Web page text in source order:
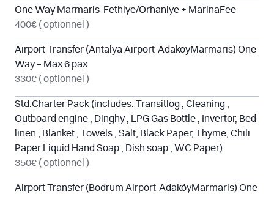
One Way Marmaris-Fethiye/Orhaniye + MarinaFee
400€ ( optionnel )
Airport Transfer (Antalya Airport-AdaköyMarmaris) One
Way – Max 6 pax
330€ ( optionnel )
Std.Charter Pack (includes: Transitlog , Cleaning ,
Outboard engine , Dinghy , LPG Gas Bottle , Invertor, Bed
linen , Blanket , Towels , Salt, Black Paper, Thyme, Chili
Paper Liquid Hand Soap , Dish soap , WC Paper)
350€ ( optionnel )
Airport Transfer (Bodrum Airport-AdaköyMarmaris) One